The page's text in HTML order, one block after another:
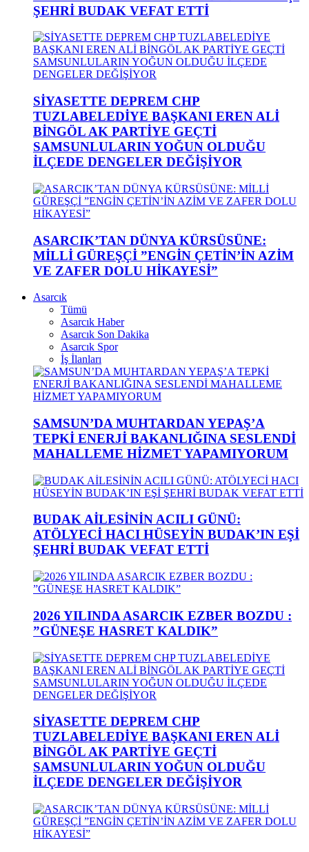
ŞEHRİ BUDAK VEFAT ETTİ
SİYASETTE DEPREM CHP
TUZLABELEDİYE BAŞKANI EREN ALİ
BİNGÖL AK PARTİYE GEÇTİ
SAMSUNLULARIN YOĞUN OLDUĞU
İLÇEDE DENGELER DEĞİŞİYOR
ASARCIK’TAN DÜNYA KÜRSÜSÜNE:
MİLLİ GÜREŞÇİ ”ENGİN ÇETİN’İN AZİM
VE ZAFER DOLU HİKAYESİ”
Asarcık
Tümü
Asarcık Haber
Asarcık Son Dakika
Asarcık Spor
İş İlanları
SAMSUN’DA MUHTARDAN YEPAŞ’A
TEPKİ ENERJİ BAKANLIĞINA SESLENDİ
MAHALLEME HİZMET YAPAMIYORUM
BUDAK AİLESİNİN ACILI GÜNÜ:
ATÖLYECİ HACI HÜSEYİN BUDAK’IN EŞİ
ŞEHRİ BUDAK VEFAT ETTİ
2026 YILINDA ASARCIK EZBER BOZDU :
”GÜNEŞE HASRET KALDIK”
SİYASETTE DEPREM CHP
TUZLABELEDİYE BAŞKANI EREN ALİ
BİNGÖL AK PARTİYE GEÇTİ
SAMSUNLULARIN YOĞUN OLDUĞU
İLÇEDE DENGELER DEĞİŞİYOR